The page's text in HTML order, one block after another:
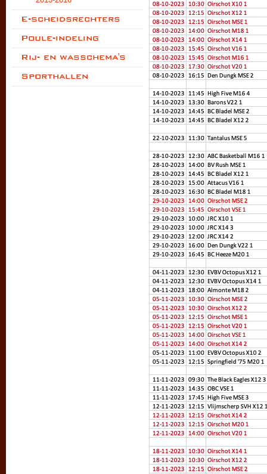
E-scheidsrechters
Poule-indeling
Rij- en wasschema's
Sporthallen